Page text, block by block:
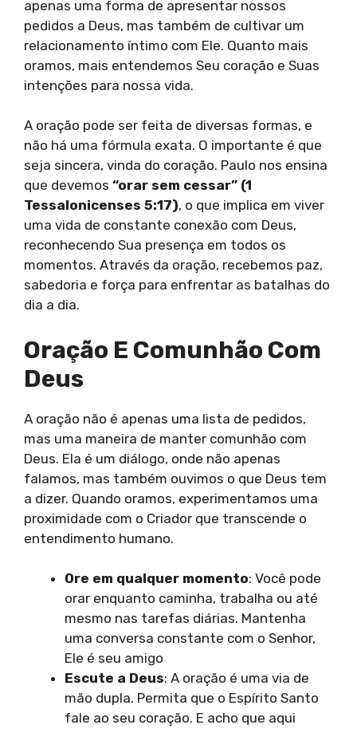
apenas uma forma de apresentar nossos
pedidos a Deus, mas também de cultivar um
relacionamento íntimo com Ele. Quanto mais
oramos, mais entendemos Seu coração e Suas
intenções para nossa vida.
A oração pode ser feita de diversas formas, e
não há uma fórmula exata. O importante é que
seja sincera, vinda do coração. Paulo nos ensina
que devemos “orar sem cessar” (1
Tessalonicenses 5:17), o que implica em viver
uma vida de constante conexão com Deus,
reconhecendo Sua presença em todos os
momentos. Através da oração, recebemos paz,
sabedoria e força para enfrentar as batalhas do
dia a dia.
Oração E Comunhão Com
Deus
A oração não é apenas uma lista de pedidos,
mas uma maneira de manter comunhão com
Deus. Ela é um diálogo, onde não apenas
falamos, mas também ouvimos o que Deus tem
a dizer. Quando oramos, experimentamos uma
proximidade com o Criador que transcende o
entendimento humano.
Ore em qualquer momento: Você pode
orar enquanto caminha, trabalha ou até
mesmo nas tarefas diárias. Mantenha
uma conversa constante com o Senhor,
Ele é seu amigo
Escute a Deus: A oração é uma via de
mão dupla. Permita que o Espírito Santo
fale ao seu coração. E acho que aqui